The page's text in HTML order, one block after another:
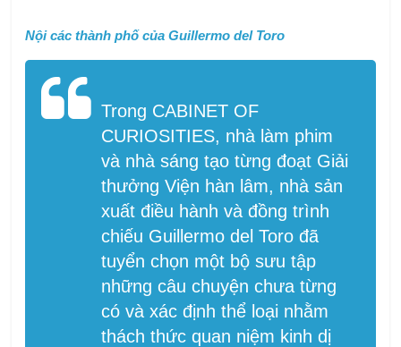
Nội các thành phố của Guillermo del Toro
Trong CABINET OF
CURIOSITIES, nhà làm phim
và nhà sáng tạo từng đoạt Giải
thưởng Viện hàn lâm, nhà sản
xuất điều hành và đồng trình
chiếu Guillermo del Toro đã
tuyển chọn một bộ sưu tập
những câu chuyện chưa từng
có và xác định thể loại nhằm
thách thức quan niệm kinh dị